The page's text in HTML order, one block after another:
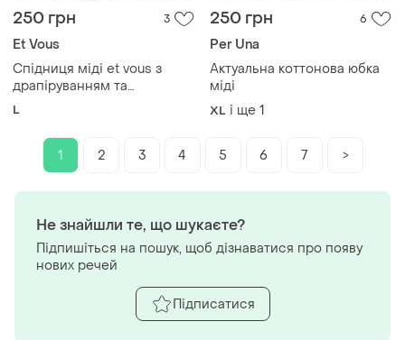
250 грн 3
Et Vous
Спідниця міді et vous з
драпіруванням та
абстрактним принтом | uk
L
250 грн 6
Per Una
Актуальна коттонова юбка
міді
XL і ще 1
1 2 3 4 5 6 7 >
Не знайшли те, що шукаєте?
Підпишіться на пошук, щоб дізнаватися про появу
нових речей
Підписатися